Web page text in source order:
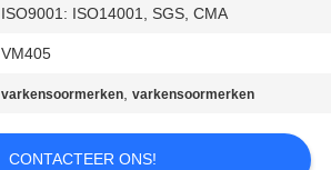
ISO9001: ISO14001, SGS, CMA
VM405
varkensoormerken,varkensoormerken
CONTACTEER ONS!